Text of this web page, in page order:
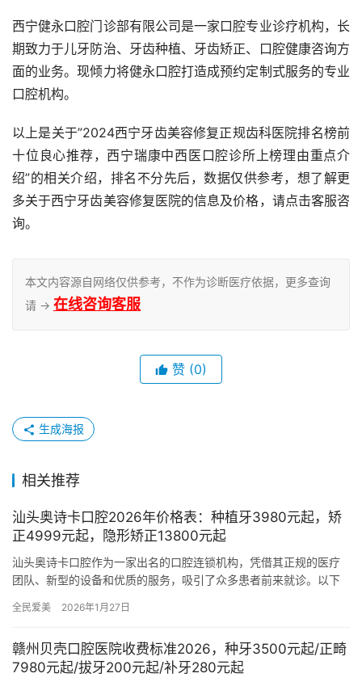
西宁健永口腔门诊部有限公司是一家口腔专业诊疗机构，长
期致力于儿牙防治、牙齿种植、牙齿矫正、口腔健康咨询方
面的业务。现倾力将健永口腔打造成预约定制式服务的专业
口腔机构。
以上是关于”2024西宁牙齿美容修复正规齿科医院排名榜前
十位良心推荐，西宁瑞康中西医口腔诊所上榜理由重点介
绍”的相关介绍，排名不分先后，数据仅供参考，想了解更
多关于西宁牙齿美容修复医院的信息及价格，请点击客服咨
询。
本文内容源自网络仅供参考，不作为诊断医疗依据，更多查询
请 → 在线咨询客服
赞 (0)
生成海报
相关推荐
汕头奥诗卡口腔2026年价格表：种植牙3980元起，矫
正4999元起，隐形矫正13800元起
汕头奥诗卡口腔作为一家出名的口腔连锁机构，凭借其正规的医疗
团队、新型的设备和优质的服务，吸引了众多患者前来就诊。以下
诗…
全民爱美 2026年1月27日
赣州贝壳口腔医院收费标准2026，种牙3500元起/正畸
7980元起/拔牙200元起/补牙280元起